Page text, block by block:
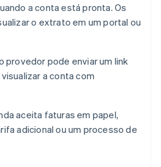
a conta está pronta. Os
o extrato em um portal ou
provedor pode enviar um link
a conta com
aceita faturas em papel,
adicional ou um processo de